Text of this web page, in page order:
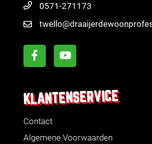
0571-271173
KLANTENSERVICE
Contact
Algemene Voorwaarden